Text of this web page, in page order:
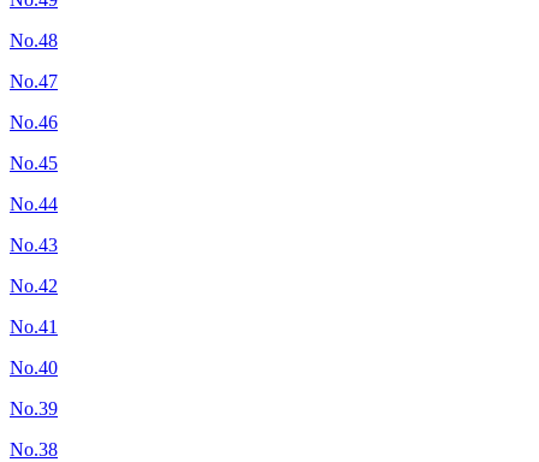
No.48
No.47
No.46
No.45
No.44
No.43
No.42
No.41
No.40
No.39
No.38